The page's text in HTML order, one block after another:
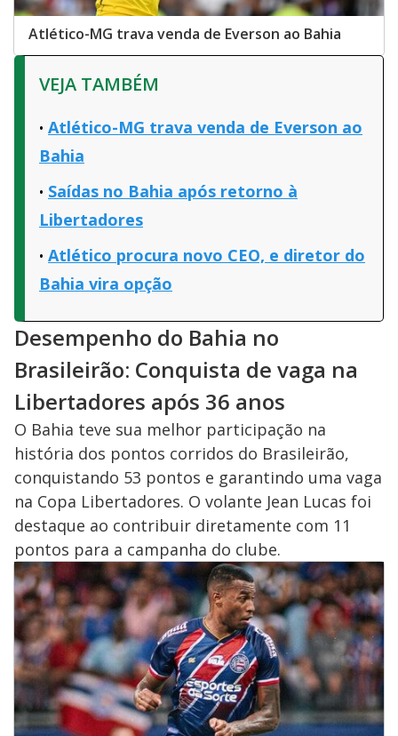
Atlético-MG trava venda de Everson ao Bahia
VEJA TAMBÉM
Atlético-MG trava venda de Everson ao
Bahia
Saídas no Bahia após retorno à
Libertadores
Atlético procura novo CEO, e diretor do
Bahia vira opção
Desempenho do Bahia no
Brasileirão: Conquista de vaga na
Libertadores após 36 anos
O Bahia teve sua melhor participação na
história dos pontos corridos do Brasileirão,
conquistando 53 pontos e garantindo uma vaga
na Copa Libertadores. O volante Jean Lucas foi
destaque ao contribuir diretamente com 11
pontos para a campanha do clube.